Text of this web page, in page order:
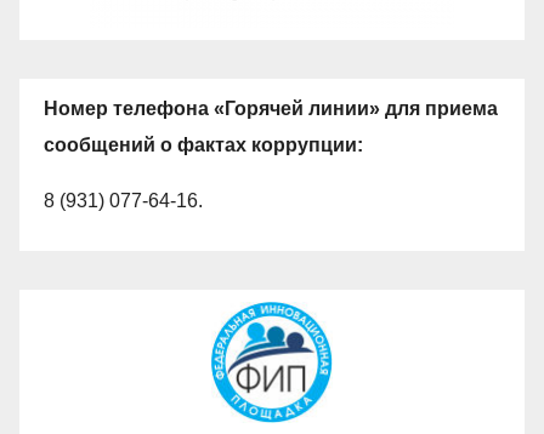
Номер телефона «Горячей линии» для приема
сообщений о фактах коррупции:
8 (931) 077-64-16.